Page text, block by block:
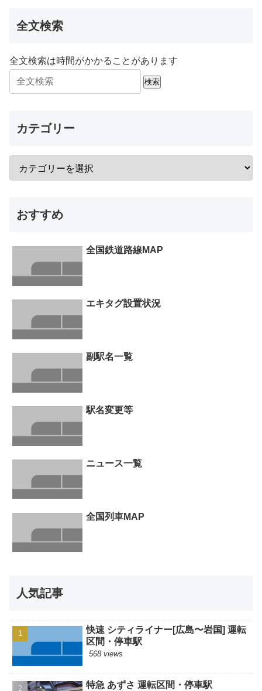
全文検索
全文検索は時間がかかることがあります
検索
カテゴリー
おすすめ
全国鉄道路線MAP
エキタグ設置状況
副駅名一覧
駅名変更等
ニュース一覧
全国列車MAP
人気記事
快速 シティライナー[広島〜岩国] 運転
区間・停車駅
568 views
特急 あずさ 運転区間・停車駅